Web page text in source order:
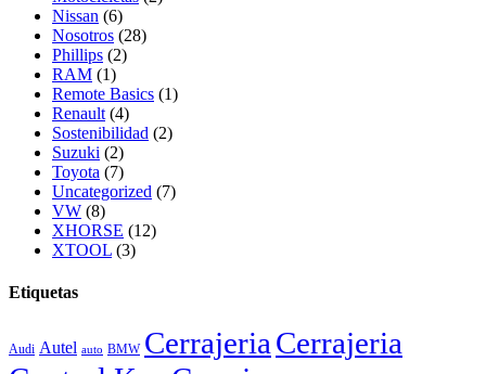
Nissan (6)
Nosotros (28)
Phillips (2)
RAM (1)
Remote Basics (1)
Renault (4)
Sostenibilidad (2)
Suzuki (2)
Toyota (7)
Uncategorized (7)
VW (8)
XHORSE (12)
XTOOL (3)
Etiquetas
Audi Autel auto BMW Cerrajeria Cerrajeria